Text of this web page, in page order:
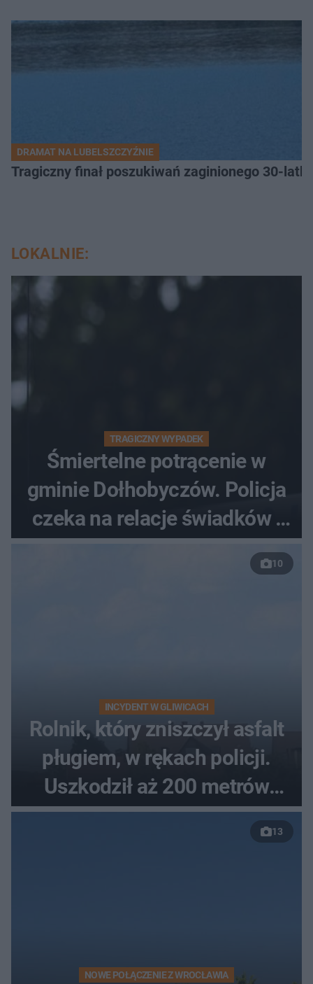
DRAMAT NA LUBELSZCZYŹNIE
Tragiczny finał poszukiwań zaginionego 30-
LOKALNIE:
TRAGICZNY WYPADEK
Śmiertelne potrącenie w
gminie Dołhobyczów. Policja
czeka na relacje świadków i
10
INCYDENT W GLIWICACH
Rolnik, który zniszczył asfalt
pługiem, w rękach policji.
Uszkodził aż 200 metrów
nowej drogi
13
NOWE POŁĄCZENIE Z WROCŁAWIA